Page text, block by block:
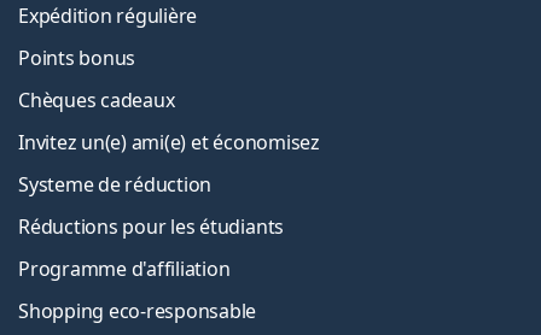
Expédition régulière
Points bonus
Chèques cadeaux
Invitez un(e) ami(e) et économisez
Systeme de réduction
Réductions pour les étudiants
Programme d'affiliation
Shopping eco-responsable